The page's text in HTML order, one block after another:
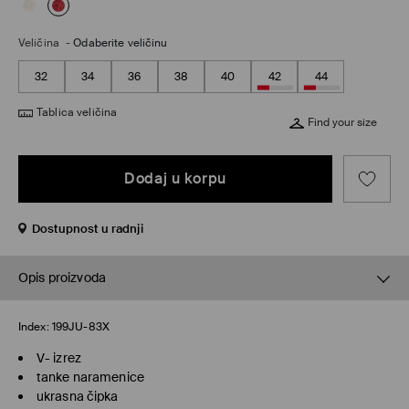
Veličina -Odaberite veličinu
32 34 36 38 40 42 44
Tablica veličina
Find your size
Dodaj u korpu
Dostupnost u radnji
Opis proizvoda
Index: 199JU-83X
V- izrez
tanke naramenice
ukrasna čipka